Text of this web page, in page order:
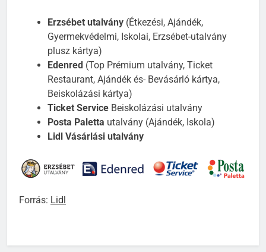
Erzsébet utalvány (Étkezési, Ajándék,
Gyermekvédelmi, Iskolai, Erzsébet-utalvány
plusz kártya)
Edenred (Top Prémium utalvány, Ticket
Restaurant, Ajándék és- Bevásárló kártya,
Beiskolázási kártya)
Ticket Service Beiskolázási utalvány
Posta Paletta utalvány (Ajándék, Iskola)
Lidl Vásárlási utalvány
Forrás: Lidl